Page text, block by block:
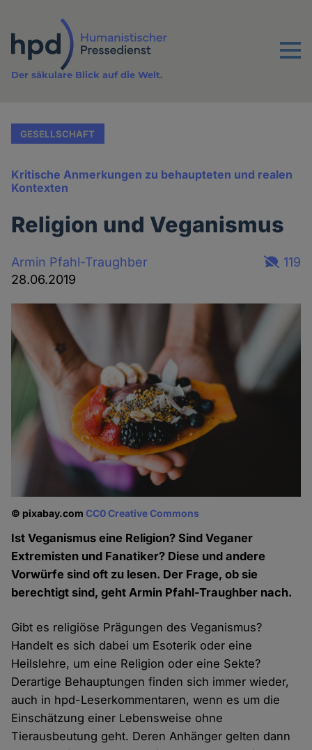
Inhalt
Menu
Der säkulare Blick auf die Welt.
GESELLSCHAFT
Kritische Anmerkungen zu behaupteten und realen
Kontexten
Religion und Veganismus
Armin Pfahl-Traughber
28.06.2019
119
© pixabay.comCC0 Creative Commons
Ist Veganismus eine Religion? Sind Veganer
Extremisten und Fanatiker? Diese und andere
Vorwürfe sind oft zu lesen. Der Frage, ob sie
berechtigt sind, geht Armin Pfahl-Traughber nach.
Gibt es religiöse Prägungen des Veganismus?
Handelt es sich dabei um Esoterik oder eine
Heilslehre, um eine Religion oder eine Sekte?
Derartige Behauptungen finden sich immer wieder,
auch in hpd-Leserkommentaren, wenn es um die
Einschätzung einer Lebensweise ohne
Tierausbeutung geht. Deren Anhänger gelten dann